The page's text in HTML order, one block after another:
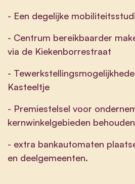
- Een degelijke
- Centrum bereikbaarder
via de Kiekenborrestraat
-
Kasteeltje
- Premiestelsel voor
kernwinkelgebieden
- extra bankautomaten
en deelgemeenten.